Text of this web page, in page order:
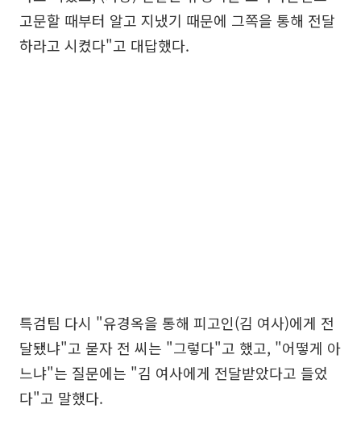
고문할 때부터 알고 지냈기 때문에 그쪽을 통해 전달
하라고 시켰다"고 대답했다.
특검팀 다시 "유경옥을 통해 피고인(김 여사)에게 전
달됐냐"고 묻자 전 씨는 "그렇다"고 했고, "어떻게 아
느냐"는 질문에는 "김 여사에게 전달받았다고 들었
다"고 말했다.